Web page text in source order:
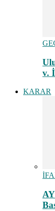
v.
KARAR